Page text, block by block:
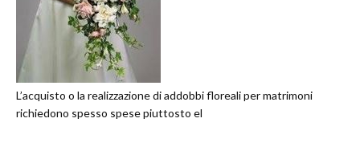
L’acquisto o la realizzazione di addobbi floreali per matrimoni
richiedono spesso spese piuttosto el